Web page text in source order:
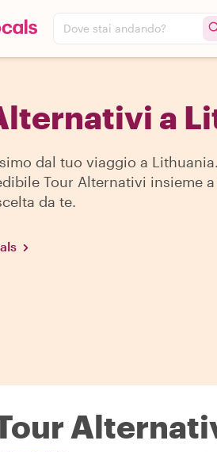
Dove stai andando?
a
dal tuo viaggio a
Tour Alternativi insieme a
da te.